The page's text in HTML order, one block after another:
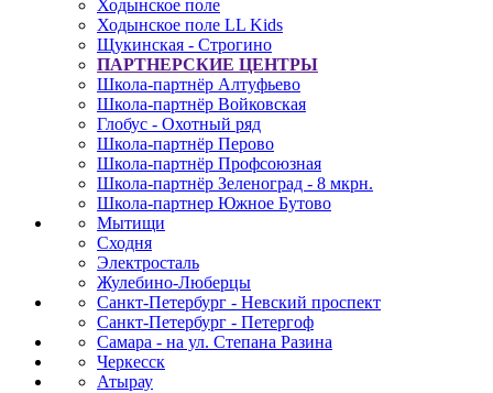
Ходынское поле
Ходынское поле LL Kids
Щукинская - Строгино
ПАРТНЕРСКИЕ ЦЕНТРЫ
Школа-партнёр Алтуфьево
Школа-партнёр Войковская
Глобус - Охотный ряд
Школа-партнёр Перово
Школа-партнёр Профсоюзная
Школа-партнёр Зеленоград - 8 мкрн.
Школа-партнер Южное Бутово
Мытищи
Сходня
Электросталь
Жулебино-Люберцы
Санкт-Петербург - Невский проспект
Санкт-Петербург - Петергоф
Самара - на ул. Степана Разина
Черкесск
Атырау